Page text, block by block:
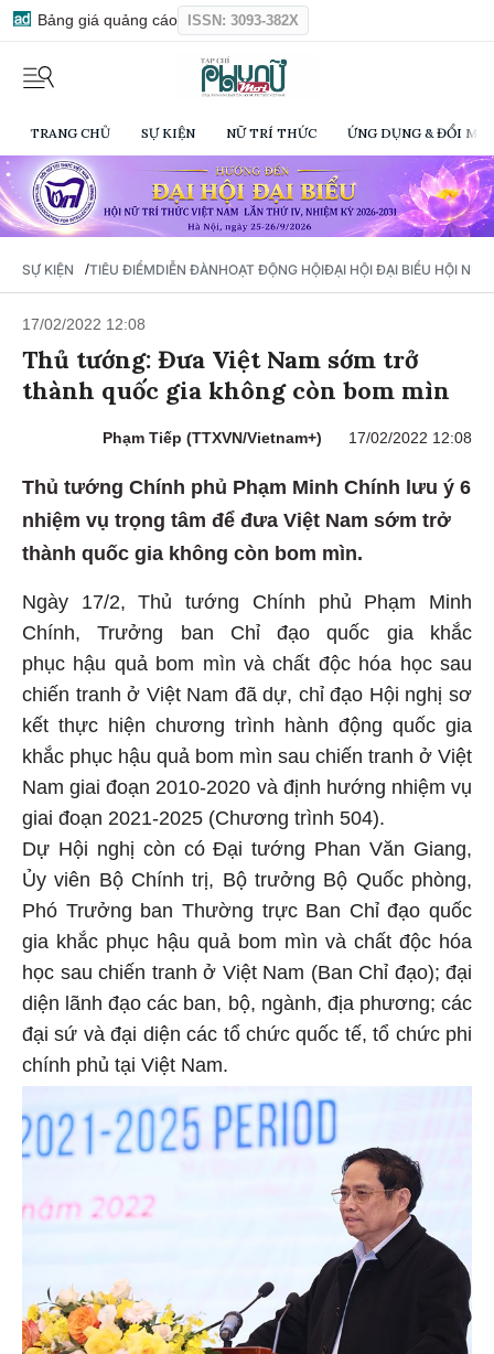
Bảng giá quảng cáo ISSN: 3093-382X
TRANG CHỦ SỰ KIỆN NỮ TRÍ THỨC ỨNG DỤNG & ĐỔI
SỰ KIỆN /TIÊU ĐIỂMDIỄN ĐÀNHOẠT ĐỘNG HỘIĐẠI HỘI ĐẠI BIỂU HỘI NỮ
17/02/2022 12:08
Thủ tướng: Đưa Việt Nam sớm trở
thành quốc gia không còn bom mìn
Phạm Tiếp (TTXVN/Vietnam+) 17/02/2022 12:08
Thủ tướng Chính phủ Phạm Minh Chính lưu ý 6
nhiệm vụ trọng tâm để đưa Việt Nam sớm trở
thành quốc gia không còn bom mìn.
Ngày 17/2, Thủ tướng Chính phủ Phạm Minh
Chính, Trưởng ban Chỉ đạo quốc gia khắc
phục hậu quả bom mìn và chất độc hóa học sau
chiến tranh ở Việt Nam đã dự, chỉ đạo Hội nghị sơ
kết thực hiện chương trình hành động quốc gia
khắc phục hậu quả bom mìn sau chiến tranh ở Việt
Nam giai đoạn 2010-2020 và định hướng nhiệm vụ
giai đoạn 2021-2025 (Chương trình 504).
Dự Hội nghị còn có Đại tướng Phan Văn Giang,
Ủy viên Bộ Chính trị, Bộ trưởng Bộ Quốc phòng,
Phó Trưởng ban Thường trực Ban Chỉ đạo quốc
gia khắc phục hậu quả bom mìn và chất độc hóa
học sau chiến tranh ở Việt Nam (Ban Chỉ đạo); đại
diện lãnh đạo các ban, bộ, ngành, địa phương; các
đại sứ và đại diện các tổ chức quốc tế, tổ chức phi
chính phủ tại Việt Nam.